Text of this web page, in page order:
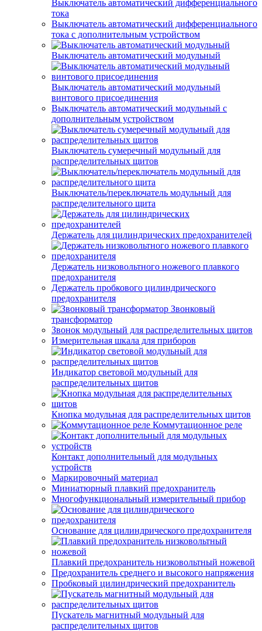
Выключатель автоматический дифференциального
тока
Выключатель автоматический дифференциального
тока с дополнительным устройством
Выключатель автоматический модульный
Выключатель автоматический модульный
винтового присоединения
Выключатель автоматический модульный с
дополнительным устройством
Выключатель сумеречный модульный для
распределительных щитов
Выключатель/переключатель модульный для
распределительного щита
Держатель для цилиндрических предохранителей
Держатель низковольтного ножевого плавкого
предохранителя
Держатель пробкового цилиндрического
предохранителя
Звонковый
трансформатор
Звонок модульный для распределительных щитов
Измерительная шкала для приборов
Индикатор световой модульный для
распределительных щитов
Кнопка модульная для распределительных щитов
Коммутационное реле
Контакт дополнительный для модульных
устройств
Маркировочный материал
Миниатюрный плавкий предохранитель
Многофункциональный измерительный прибор
Основание для цилиндрического предохранителя
Плавкий предохранитель низковольтный ножевой
Предохранитель среднего и высокого напряжения
Пробковый цилиндрический предохранитель
Пускатель магнитный модульный для
распределительных щитов